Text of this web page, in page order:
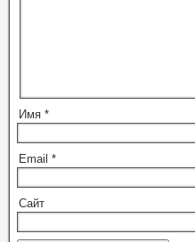
Имя *
Email *
Сайт